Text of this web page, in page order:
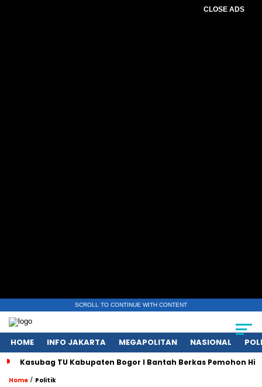
CLOSE ADS
SCROLL TO CONTINUE WITH CONTENT
HOME INFO JAKARTA MEGAPOLITAN NASIONAL
Kasubag TU Kabupaten Bogor I Bantah Berkas Pemohon
Home / Politik